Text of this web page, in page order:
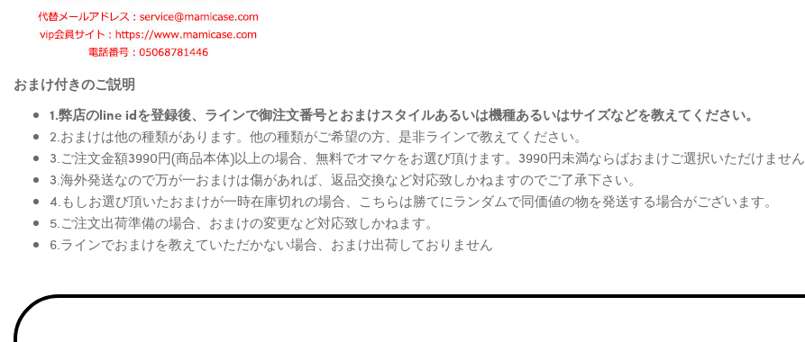
おまけ付きのご説明
1.弊店のline idを登録後、ラインで御注文番号とおまけスタイルあるいは機種あるいはサイズなどを教えてください。
2.おまけは他の種類があります。他の種類がご希望の方、是非ラインで教えてください。
3.ご注文金額3990円(商品本体)以上の場合、無料でオマケをお選び頂けます。3990円未満ならばおまけご選択いただけません
3.海外発送なので万が一おまけは傷があれば、返品交換など対応致しかねますのでご了承下さい。
4.もしお選び頂いたおまけが一時在庫切れの場合、こちらは勝てにランダムで同価値の物を発送する場合がございます。
5.ご注文出荷準備の場合、おまけの変更など対応致しかねます。
6.ラインでおまけを教えていただかない場合、おまけ出荷しておりません